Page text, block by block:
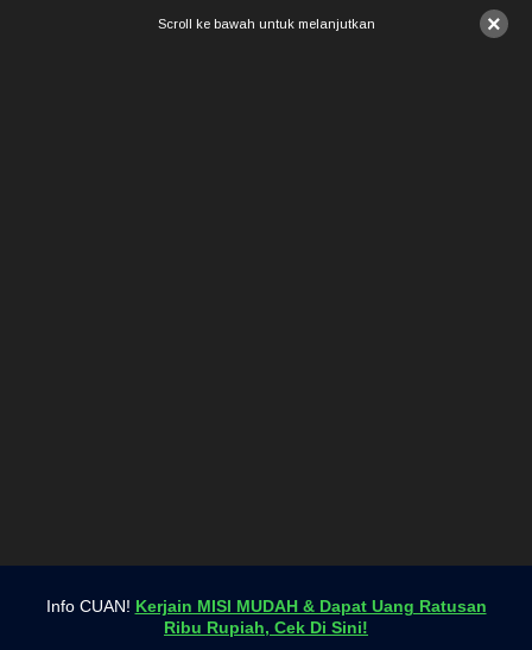
×
Scroll ke bawah untuk melanjutkan
Info CUAN! Kerjain MISI MUDAH & Dapat Uang Ratusan
Ribu Rupiah, Cek Di Sini!